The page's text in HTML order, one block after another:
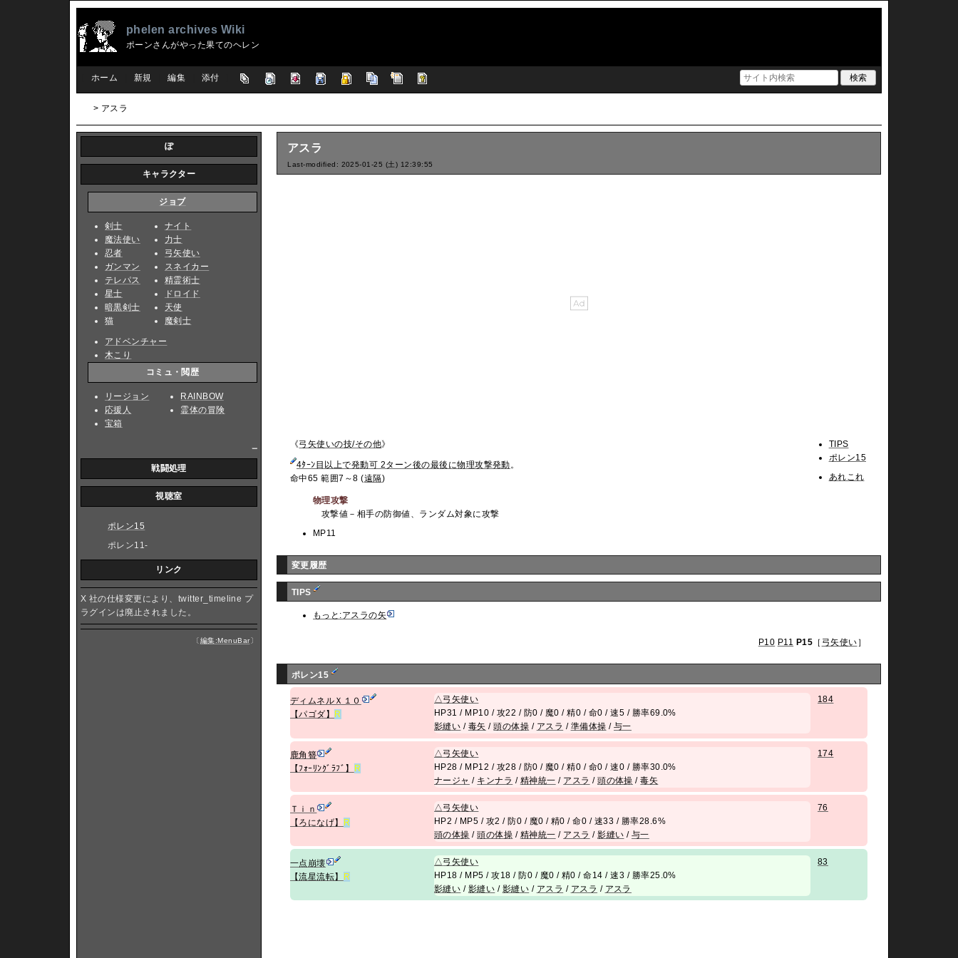
phelen archives Wiki
ポーンさんがやった果てのヘレン
ホーム 新規 編集 添付
> アスラ
アスラ
Last-modified: 2025-01-25 (土) 12:39:55
《弓矢使いの技/その他》
4ﾀｰﾝ目以上で発動可 2ターン後の最後に物理攻撃発動。
命中65 範囲7～8 (遠隔)
物理攻撃
攻撃値－相手の防御値、ランダム対象に攻撃
MP11
TIPS
ポレン15
あれこれ
変更履歴
TIPS
もっと:アスラの矢
P10 P11 P15 ［ 弓矢使い ］
ポレン15
ディムネルＸ１０
【パゴダ】
R
△弓矢使い
HP31 / MP10 / 攻22 / 防0 / 魔0 / 精0 / 命0 / 速5 / 勝率69.0%
影縫い / 毒矢 /頭の体操 / アスラ / 準備体操 / 与一
184
鹿角簪
【ﾌｫｰﾘﾝｸﾞﾗﾌﾞ】
R
△弓矢使い
HP28 / MP12 / 攻28 / 防0 / 魔0 / 精0 / 命0 / 速0 / 勝率30.0%
ナージャ / キンナラ / 精神統一 / アスラ /頭の体操 /毒矢
174
Ｔｉｎ
【ろになげ】 R
△ 弓矢使い
HP2 / MP5 / 攻2 / 防0 / 魔0 / 精0 / 命0 / 速33 / 勝率28.6%
頭の体操 /頭の体操 / 精神統一 / アスラ /影縫い / 与一
76
一点崩壊
【流星流転】 R
△ 弓矢使い
HP18 / MP5 / 攻18 / 防0 / 魔0 / 精0 / 命14 / 速3 / 勝率25.0%
影縫い / 影縫い / 影縫い / アスラ / アスラ / アスラ
83
ぽ
キャラクター
ジョブ
剣士
魔法使い
忍者
ガンマン
テレパス
星士
暗黒剣士
猫
ナイト
力士
弓矢使い
スネイカー
精霊術士
ドロイド
天使
魔剣士
アドベンチャー
木こり
コミュ・閲歴
リージョン
応援人
宝箱
RAINBOW
霊体の冒険
戦闘処理
視聴室
ポレン15
ポレン11-
リンク
X 社の仕様変更により、twitter_timeline プ
ラグインは廃止されました。
〔編集:MenuBar〕